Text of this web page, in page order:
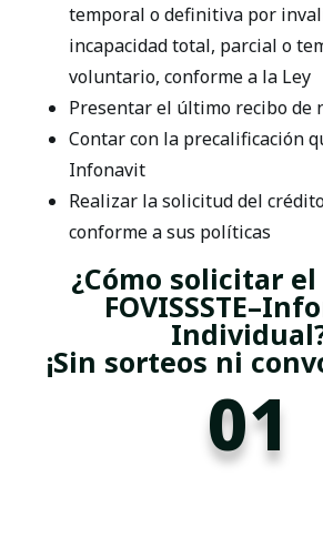
temporal o definitiva por
incapacidad total, parcial o
voluntario, conforme a la Ley
Presentar el último recibo de
Contar con la precalificación
Infonavit
Realizar la solicitud del
conforme a sus políticas
¿Cómo solicitar
¡Sin sorteos ni
01